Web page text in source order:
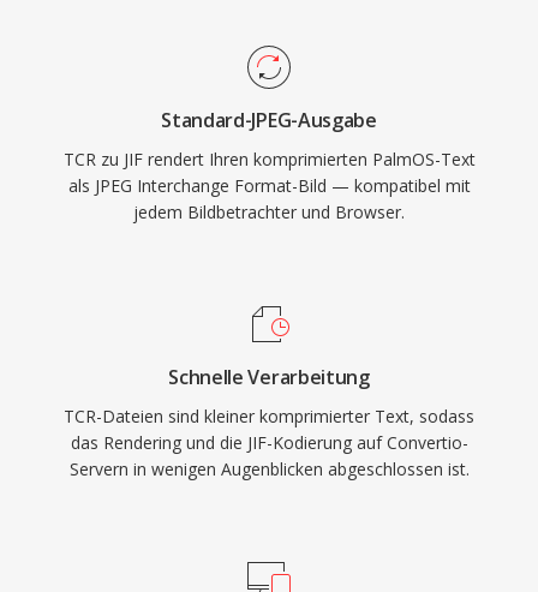
Standard-JPEG-Ausgabe
TCR zu JIF rendert Ihren komprimierten PalmOS-Text
als JPEG Interchange Format-Bild — kompatibel mit
jedem Bildbetrachter und Browser.
Schnelle Verarbeitung
TCR-Dateien sind kleiner komprimierter Text, sodass
das Rendering und die JIF-Kodierung auf Convertio-
Servern in wenigen Augenblicken abgeschlossen ist.